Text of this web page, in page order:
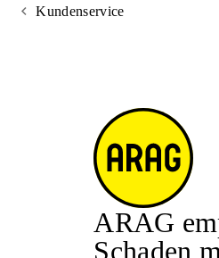
Kundenservice
ARAG
Schaden